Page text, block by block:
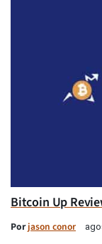
Bitcoin Up
Porjason conor